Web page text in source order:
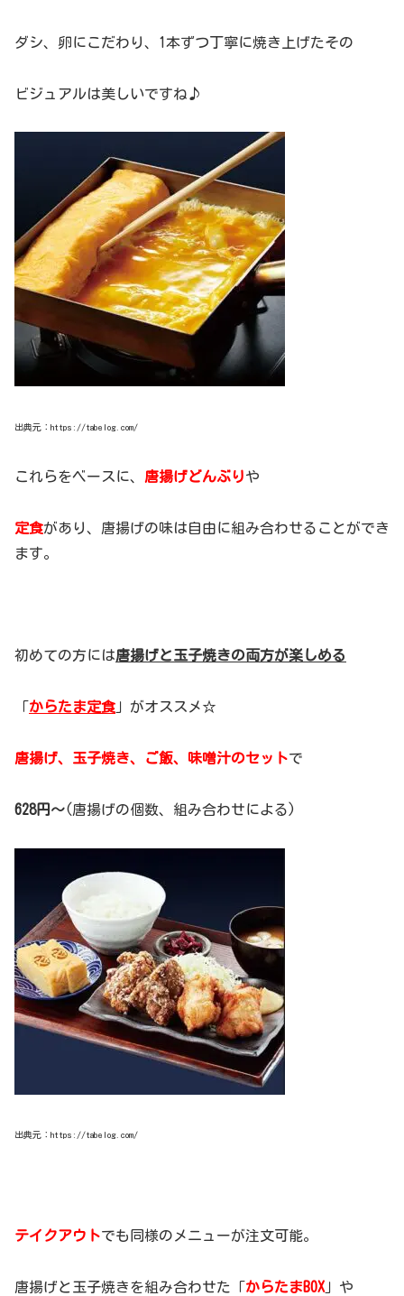
ダシ、卵にこだわり、1本ずつ丁寧に焼き上げたその
ビジュアルは美しいですね♪
出典元：https://tabelog.com/
これらをベースに、 唐揚げどんぶりや
定食があり、唐揚げの味は自由に組み合わせることができ
ます。
初めての方には唐揚げと玉子焼きの両方が楽しめる
「からたま定食 」がオススメ☆
唐揚げ、玉子焼き、ご飯、味噌汁のセットで
628円～(唐揚げの個数、組み合わせによる)
出典元：https://tabelog.com/
テイクアウトでも同様のメニューが注文可能。
唐揚げと玉子焼きを組み合わせた「からたまBOX 」や